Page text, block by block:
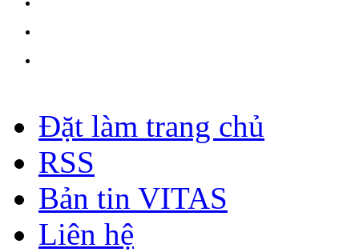
Đặt làm trang chủ
RSS
Bản tin VITAS
Liên hệ